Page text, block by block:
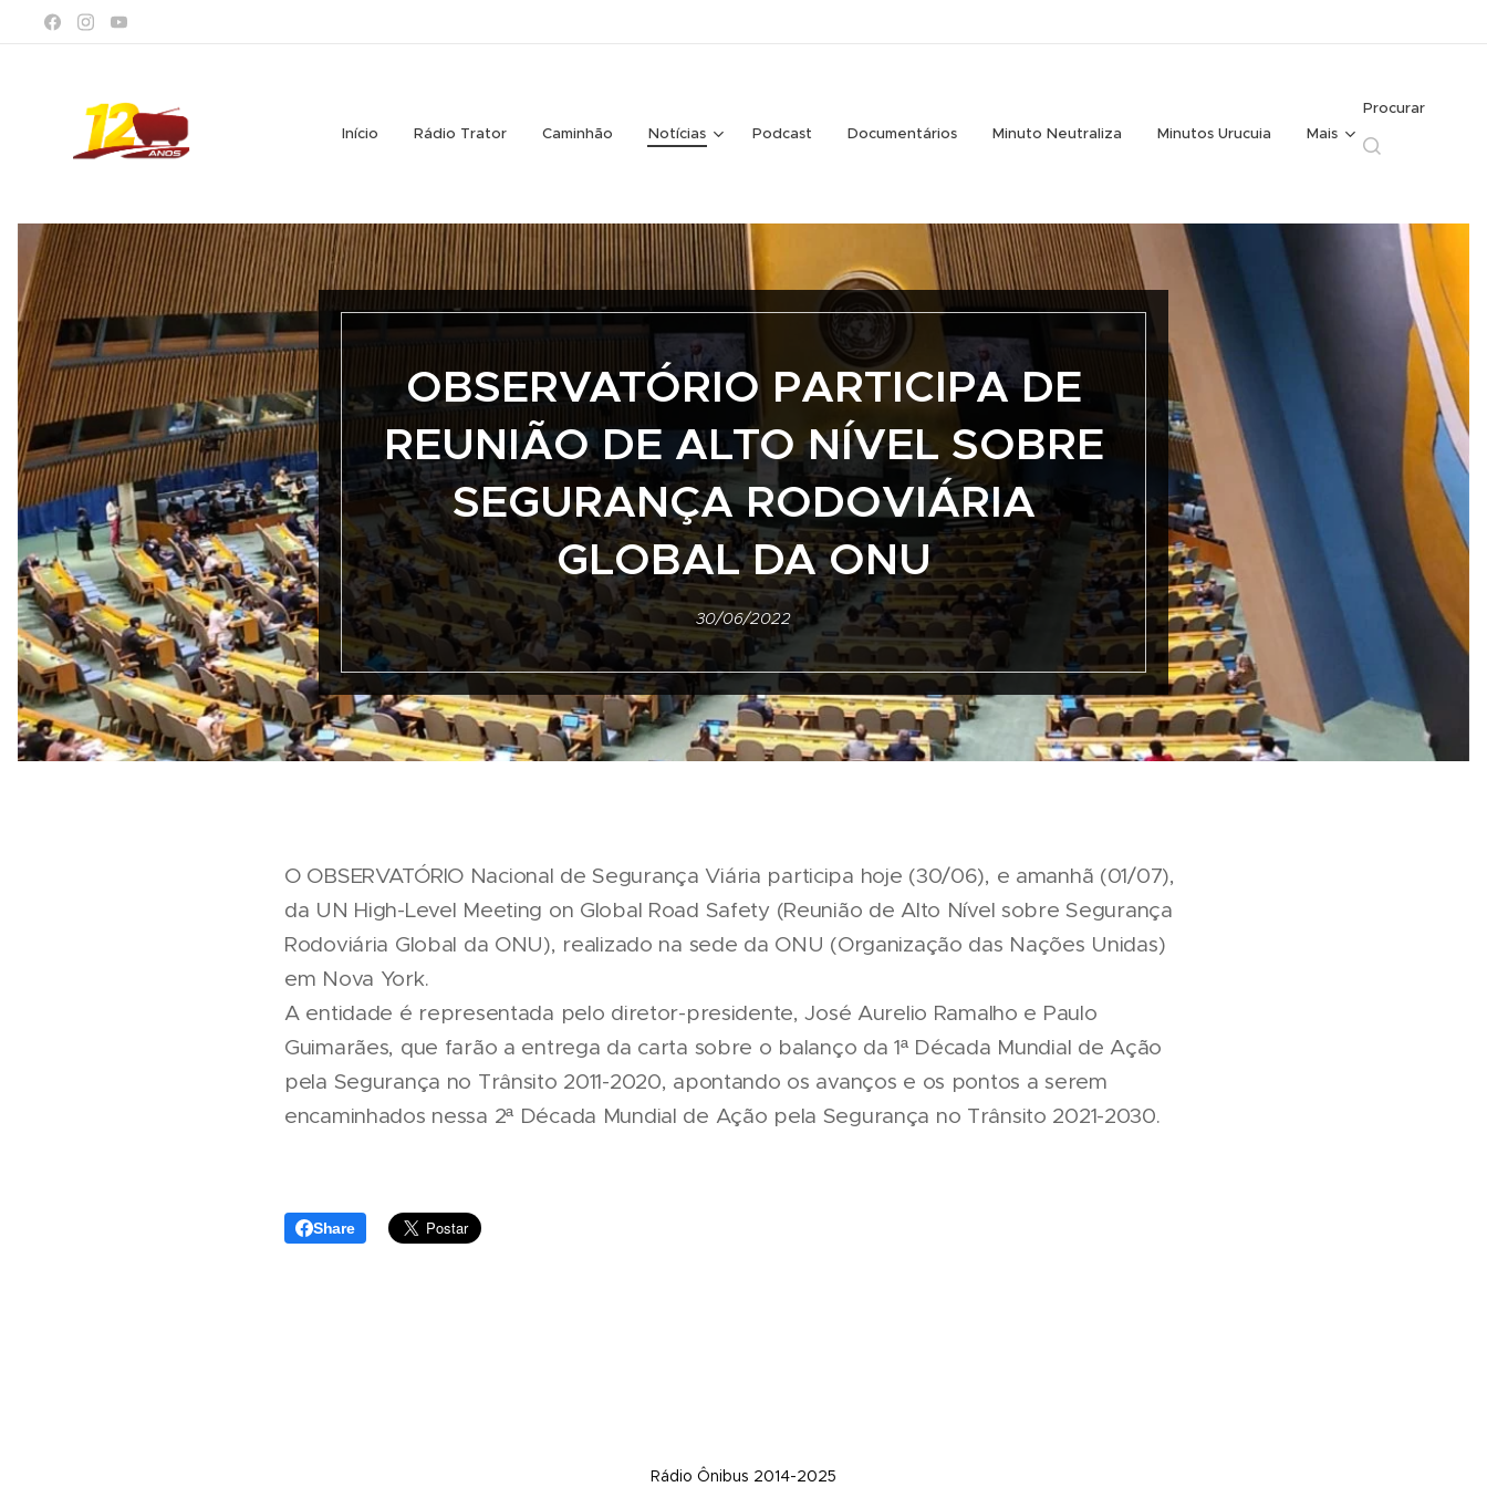
Início Rádio Trator Caminhão Notícias Podcast Documentários Minuto Neutraliza Minutos Urucuia Mais
Procurar
OBSERVATÓRIO PARTICIPA DE
REUNIÃO DE ALTO NÍVEL SOBRE
SEGURANÇA RODOVIÁRIA
GLOBAL DA ONU
30/06/2022
O OBSERVATÓRIO Nacional de Segurança Viária participa hoje (30/06), e amanhã (01/07),
da UN High-Level Meeting on Global Road Safety (Reunião de Alto Nível sobre Segurança
Rodoviária Global da ONU), realizado na sede da ONU (Organização das Nações Unidas)
em Nova York.
A entidade é representada pelo diretor-presidente, José Aurelio Ramalho e Paulo
Guimarães, que farão a entrega da carta sobre o balanço da 1ª Década Mundial de Ação
pela Segurança no Trânsito 2011-2020, apontando os avanços e os pontos a serem
encaminhados nessa 2ª Década Mundial de Ação pela Segurança no Trânsito 2021-2030.
Share
Rádio Ônibus 2014-2025